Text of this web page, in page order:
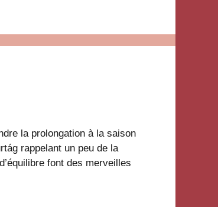
la prolongation à la saison
rappelant un peu de la
font des merveilles